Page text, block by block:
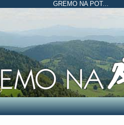
GREMO NA POT...